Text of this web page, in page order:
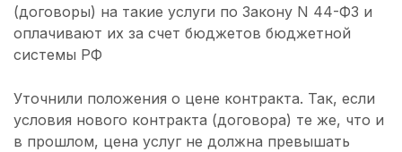
(договоры) на такие услуги по Закону N 44-ФЗ и
оплачивают их за счет бюджетов бюджетной
системы РФ
Уточнили положения о цене контракта. Так, если
условия нового контракта (договора) те же, что и
в прошлом, цена услуг не должна превышать